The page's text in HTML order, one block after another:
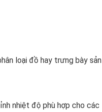
loại đồ hay trưng bày sản
nhiệt độ phù hợp cho các